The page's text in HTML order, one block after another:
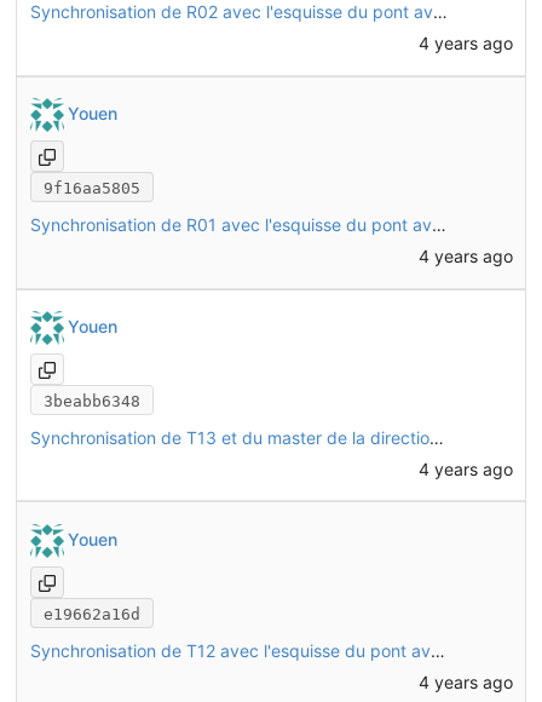
Synchronisation de R02 avec l'esquisse du pont avant
4 years ago
Youen
9f16aa5805
Synchronisation de R01 avec l'esquisse du pont avant
4 years ago
Youen
3beabb6348
Synchronisation de T13 et du master de la direction avec l'esquisse du pont avant
4 years ago
Youen
e19662a16d
Synchronisation de T12 avec l'esquisse du pont avant
4 years ago